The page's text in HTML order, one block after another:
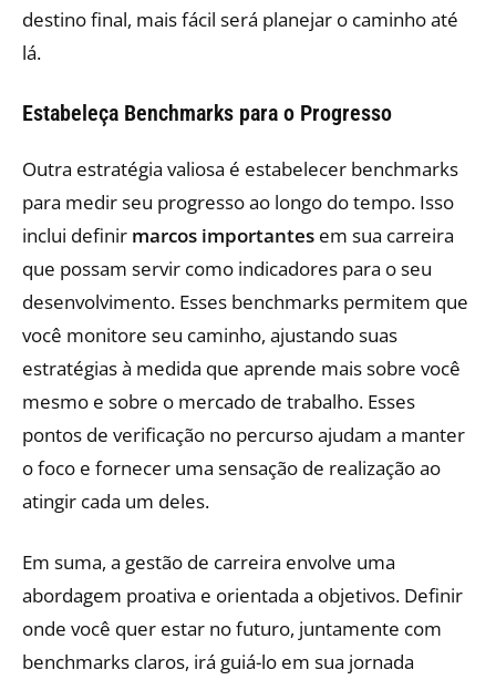
destino final, mais fácil será planejar o caminho até
lá.
Estabeleça Benchmarks para o Progresso
Outra estratégia valiosa é estabelecer benchmarks
para medir seu progresso ao longo do tempo. Isso
inclui definir marcos importantes em sua carreira
que possam servir como indicadores para o seu
desenvolvimento. Esses benchmarks permitem que
você monitore seu caminho, ajustando suas
estratégias à medida que aprende mais sobre você
mesmo e sobre o mercado de trabalho. Esses
pontos de verificação no percurso ajudam a manter
o foco e fornecer uma sensação de realização ao
atingir cada um deles.
Em suma, a gestão de carreira envolve uma
abordagem proativa e orientada a objetivos. Definir
onde você quer estar no futuro, juntamente com
benchmarks claros, irá guiá-lo em sua jornada